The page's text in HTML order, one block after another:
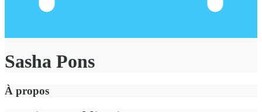
Sasha Pons
À propos